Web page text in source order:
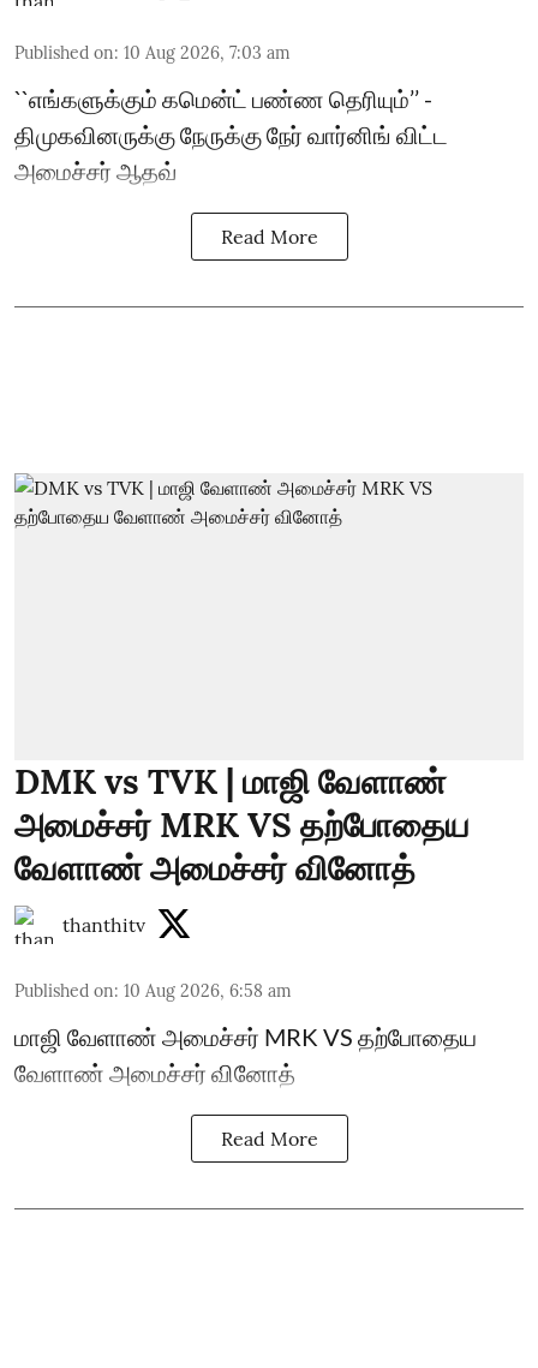
Published on: 10 Aug 2026, 7:03 am
``எங்களுக்கும் கமென்ட் பண்ண தெரியும்’’ -
திமுகவினருக்கு நேருக்கு நேர் வார்னிங் விட்ட
அமைச்சர் ஆதவ்
Read More
DMK vs TVK | மாஜி வேளாண்
அமைச்சர் MRK VS தற்போதைய
வேளாண் அமைச்சர் வினோத்
thanthitv
Published on: 10 Aug 2026, 6:58 am
மாஜி வேளாண் அமைச்சர் MRK VS தற்போதைய
வேளாண் அமைச்சர் வினோத்
Read More